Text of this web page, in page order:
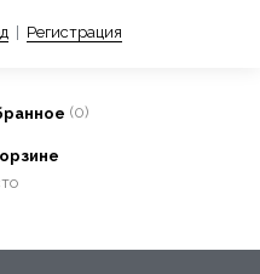
Регистрация
(0)